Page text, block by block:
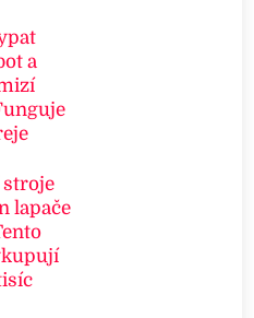
a
stroje
lapače